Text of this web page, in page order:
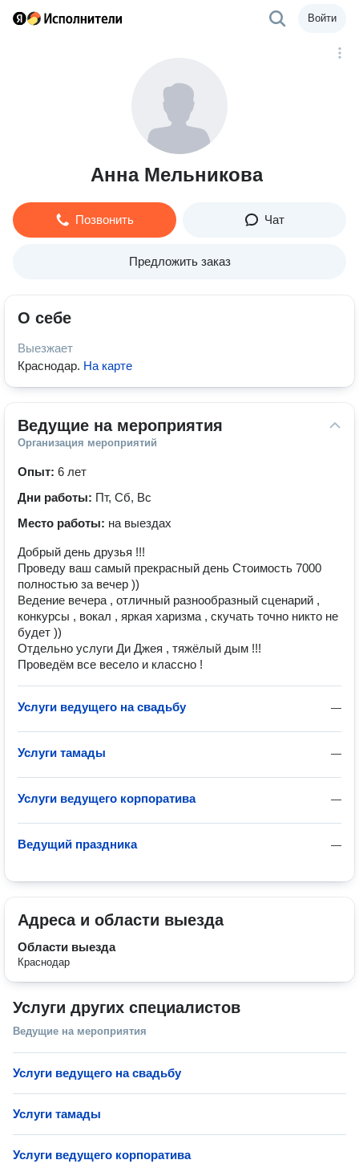
Войти
Анна Мельникова
Позвонить Чат
Предложить заказ
О себе
Выезжает
Краснодар. На карте
Ведущие на мероприятия
Организация мероприятий
Опыт: 6 лет
Дни работы: Пт, Сб, Вс
Место работы: на выездах
Добрый день друзья !!!
Проведу ваш самый прекрасный день Стоимость 7000
полностью за вечер ))
Ведение вечера , отличный разнообразный сценарий ,
конкурсы , вокал , яркая харизма , скучать точно никто не
будет ))
Отдельно услуги Ди Джея , тяжёлый дым !!!
Проведём все весело и классно !
—
Услуги ведущего на свадьбу
—
Услуги тамады
—
Услуги ведущего корпоратива
—
Ведущий праздника
Адреса и области выезда
Области выезда
Краснодар
Услуги других специалистов
Ведущие на мероприятия
Услуги ведущего на свадьбу
Услуги тамады
Услуги ведущего корпоратива